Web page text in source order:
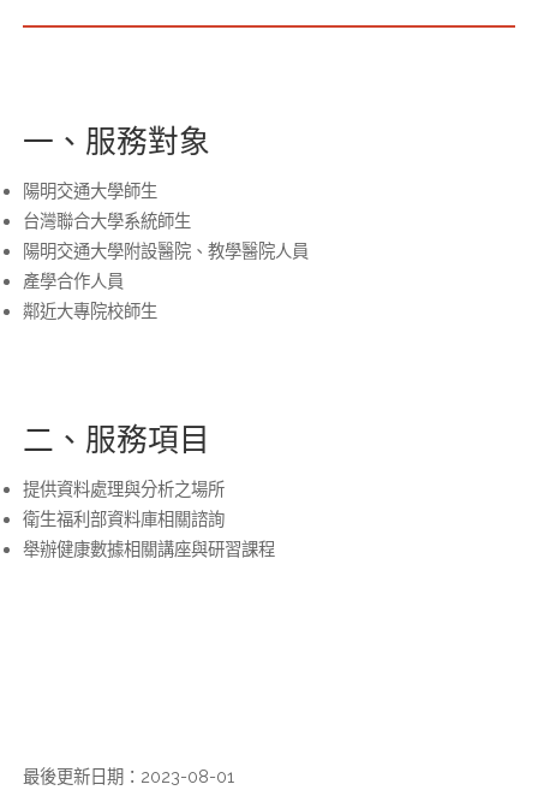
一、服務對象
陽明交通大學師生
台灣聯合大學系統師生
陽明交通大學附設醫院、教學醫院人員
產學合作人員
鄰近大專院校師生
二、服務項目
提供資料處理與分析之場所
衛生福利部資料庫相關諮詢
舉辦健康數據相關講座與研習課程
最後更新日期：2023-08-01